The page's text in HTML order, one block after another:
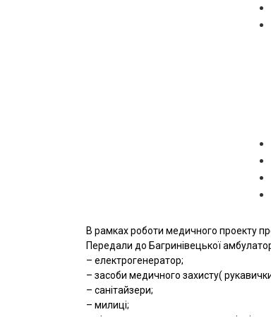
В рамках роботи медичного проекту
Передали до Багринівецької
– електрогенератор;
– засоби медичного захисту(
– санітайзери;
– милиці;